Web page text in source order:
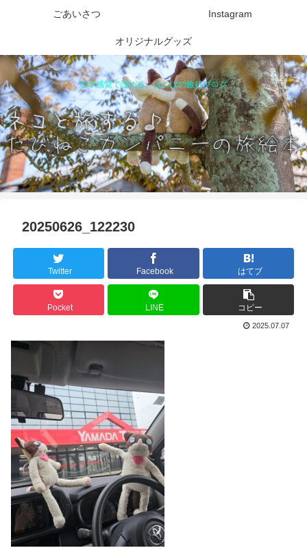
絵本感覚で読める、ほのぼの旅行ブログ
ごあいさつ Instagram
オリジナルグッズ
20250626_122230
Twitter Facebook はてブ
Pocket LINE コピー
2025.07.07